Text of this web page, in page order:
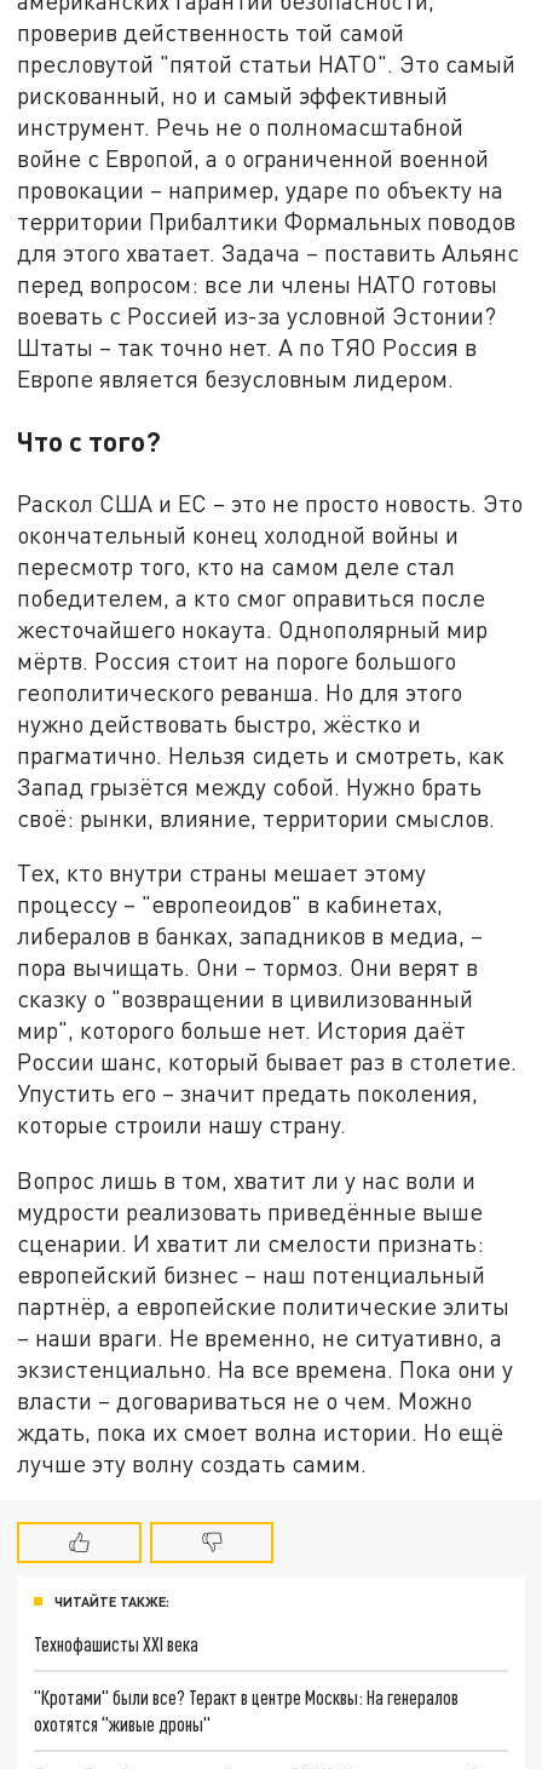
проверив действенность той самой
пресловутой "пятой статьи НАТО". Это самый
рискованный, но и самый эффективный
инструмент. Речь не о полномасштабной
войне с Европой, а о ограниченной военной
провокации – например, ударе по объекту на
территории Прибалтики Формальных поводов
для этого хватает. Задача – поставить Альянс
перед вопросом: все ли члены НАТО готовы
воевать с Россией из-за условной Эстонии?
Штаты – так точно нет. А по ТЯО Россия в
Европе является безусловным лидером.
Что с того?
Раскол США и ЕС – это не просто новость. Это
окончательный конец холодной войны и
пересмотр того, кто на самом деле стал
победителем, а кто смог оправиться после
жесточайшего нокаута. Однополярный мир
мёртв. Россия стоит на пороге большого
геополитического реванша. Но для этого
нужно действовать быстро, жёстко и
прагматично. Нельзя сидеть и смотреть, как
Запад грызётся между собой. Нужно брать
своё: рынки, влияние, территории смыслов.
Тех, кто внутри страны мешает этому
процессу – "европеоидов" в кабинетах,
либералов в банках, западников в медиа, –
пора вычищать. Они – тормоз. Они верят в
сказку о "возвращении в цивилизованный
мир", которого больше нет. История даёт
России шанс, который бывает раз в столетие.
Упустить его – значит предать поколения,
которые строили нашу страну.
Вопрос лишь в том, хватит ли у нас воли и
мудрости реализовать приведённые выше
сценарии. И хватит ли смелости признать:
европейский бизнес – наш потенциальный
партнёр, а европейские политические элиты
– наши враги. Не временно, не ситуативно, а
экзистенциально. На все времена. Пока они у
власти – договариваться не о чем. Можно
ждать, пока их смоет волна истории. Но ещё
лучше эту волну создать самим.
ЧИТАЙТЕ ТАКЖЕ:
Технофашисты XXI века
"Кротами" были все? Теракт в центре Москвы: На генералов
охотятся "живые дроны"